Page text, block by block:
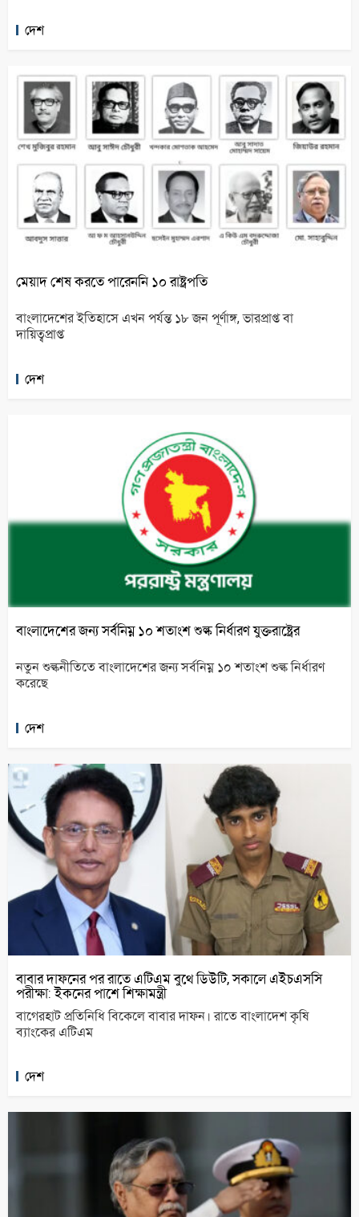
দেশ
মেয়াদ শেষ করতে পারেননি ১০ রাষ্ট্রপতি
বাংলাদেশের ইতিহাসে এখন পর্যন্ত ১৮ জন পূর্ণাঙ্গ, ভারপ্রাপ্ত বা
দায়িত্বপ্রাপ্ত
দেশ
বাংলাদেশের জন্য সর্বনিম্ন ১০ শতাংশ শুল্ক নির্ধারণ যুক্তরাষ্ট্রের
নতুন শুল্কনীতিতে বাংলাদেশের জন্য সর্বনিম্ন ১০ শতাংশ শুল্ক নির্ধারণ
করেছে
দেশ
বাবার দাফনের পর রাতে এটিএম বুথে ডিউটি, সকালে এইচএসসি
পরীক্ষা: ইকনের পাশে শিক্ষামন্ত্রী
বাগেরহাট প্রতিনিধি বিকেলে বাবার দাফন। রাতে বাংলাদেশ কৃষি
ব্যাংকের এটিএম
দেশ